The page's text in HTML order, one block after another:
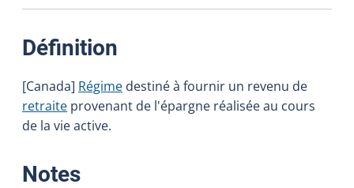
Définition
[Canada] Régime destiné à fournir un revenu de
retraite provenant de l'épargne réalisée au cours
de la vie active.
Notes: